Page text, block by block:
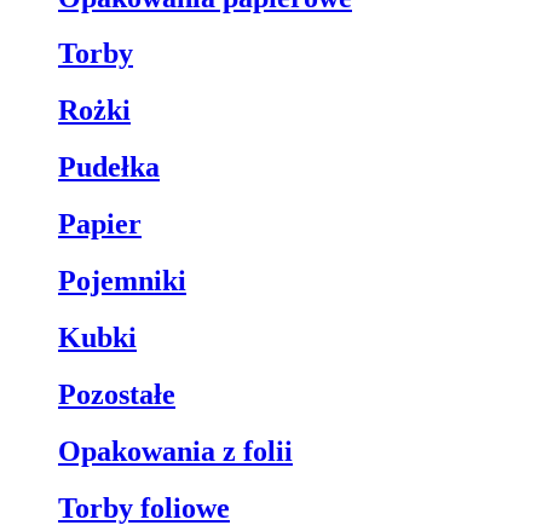
Torby
Rożki
Pudełka
Papier
Pojemniki
Kubki
Pozostałe
Opakowania z folii
Torby foliowe